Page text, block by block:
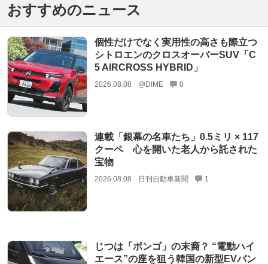
おすすめのニュース
個性だけでなく実用性の高さも際立つ
シトロエンのクロスオーバーSUV「C
5 AIRCROSS HYBRID」
2026.08.08 @DIME 0
連載「銀幕の名車たち」0.5ミリ × 117
クーペ 心を開いた老人から託された
宝物
2026.08.08 日刊自動車新聞 1
じつは「ボンゴ」の末裔？ “電動ハイ
エース”の座を狙う韓国の新型EVバン